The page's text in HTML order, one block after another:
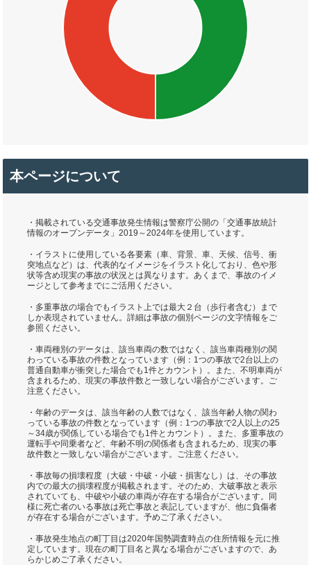
本ページについて
・掲載されている交通事故発生情報は警察庁公開の「交通事故統計
情報のオープンデータ」2019～2024年を使用しています。
・イラストに使用している各要素（車、背景、車、天候、信号、衝
突地点など）は、代表的なイメージをイラスト化しており、色や形
状等含め現実の事故の状況とは異なります。あくまで、事故のイメ
ージとして参考までにご活用ください。
・多重事故の場合でもイラスト上では最大２台（歩行者含む）まで
しか表現されていません。詳細は事故の個別ページの文字情報をご
参照ください。
・車両種別のデータは、該当車両の数ではなく、該当車両種別の関
わっている事故の件数となっています（例：1つの事故で2台以上の
普通自動車が衝突した場合でも1件とカウント）。また、不明車両が
含まれるため、現実の事故件数と一致しない場合がございます。ご
注意ください。
・年齢のデータは、該当年齢の人数ではなく、該当年齢人物の関わ
っている事故の件数となっています（例：1つの事故で2人以上の25
～34歳が関係している場合でも1件とカウント）。また、多重事故の
運転手や同乗者など、年齢不明の関係者も含まれるため、現実の事
故件数と一致しない場合がございます。ご注意ください。
・事故毎の損壊程度（大破・中破・小破・損害なし）は、その事故
内での最大の損壊程度が掲載されます。そのため、大破事故と表示
されていても、中破や小破の車両が存在する場合がございます。同
様に死亡者のいる事故は死亡事故と表記していますが、他に負傷者
が存在する場合がございます。予めご了承ください。
・事故発生地点の町丁目は2020年国勢調査時点の住所情報を元に推
定しています。現在の町丁目名と異なる場合がございますので、あ
らかじめご了承ください。